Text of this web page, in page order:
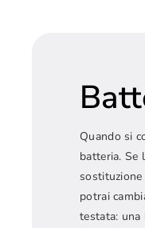
Quando si
batteria. Se
sostituzione
potrai
testata: una